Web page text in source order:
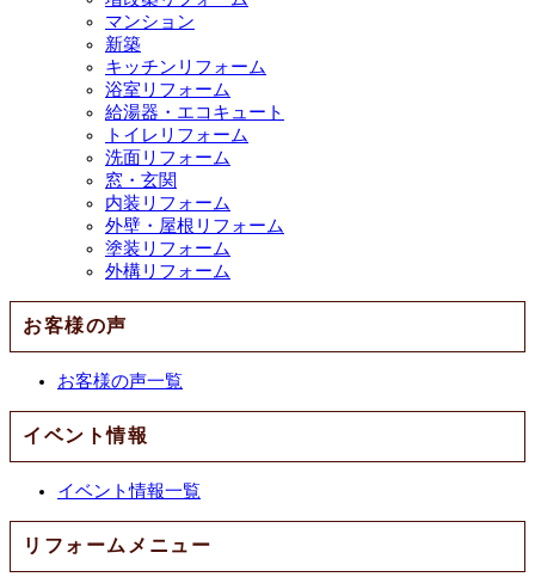
マンション
新築
キッチンリフォーム
浴室リフォーム
給湯器・エコキュート
トイレリフォーム
洗面リフォーム
窓・玄関
内装リフォーム
外壁・屋根リフォーム
塗装リフォーム
外構リフォーム
お客様の声
お客様の声一覧
イベント情報
イベント情報一覧
リフォームメニュー